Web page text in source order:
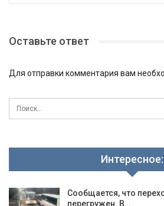
Оставьте ответ
Для отправки комментария вам
Интересное:
Сообщается, что
перегружен. В…